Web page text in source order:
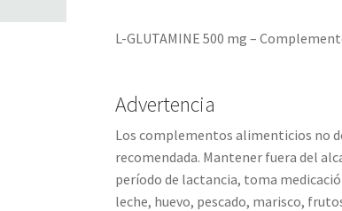
L-GLUTAMINE 500 mg –
Advertencia
Los complementos alimenticios no
recomendada. Mantener fuera del
período de lactancia, toma
leche, huevo, pescado, marisco,